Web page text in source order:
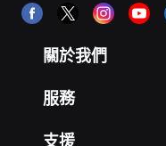
關於我們
服務
支援